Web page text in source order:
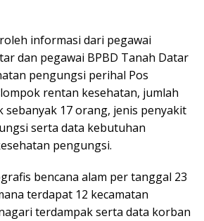
informasi dari pegawai
dan pegawai BPBD Tanah Datar
pengungsi perihal Pos
rentan kesehatan, jumlah
sebanyak 17 orang, jenis penyakit
serta data kebutuhan
pengungsi.
bencana alam per tanggal 23
terdapat 12 kecamatan
terdampak serta data korban